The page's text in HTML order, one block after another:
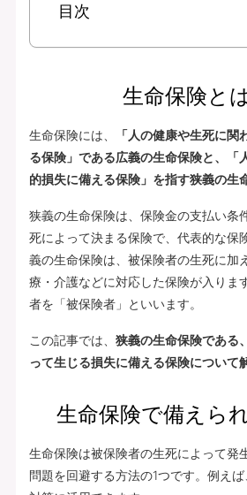
目次
生命保険と
生命保険には、
「人の健康や生死に関
る保険」である広義の生命保険と、「
的損失に備える保険」を指す狭義の生
狭義の生命保険は、保険金の支払い条
死によって決まる保険で、代表的な保
義の生命保険は、被保険者の生死に加
療・介護などに対応した保険が入りま
者を「被保険者」といいます。
この記事では、 狭義の生命保険である
って生じる損失に備える保険について
生命保険で備えら
生命保険は被保険者の生死によって発
問題を回避する方法の1つです。例え